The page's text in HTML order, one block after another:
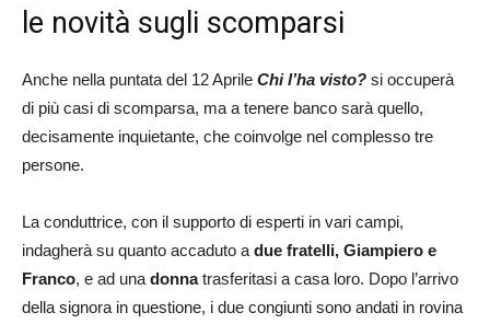
le novità sugli scomparsi
Anche nella puntata del 12 Aprile Chi l’ha visto? si occuperà
di più casi di scomparsa, ma a tenere banco sarà quello,
decisamente inquietante, che coinvolge nel complesso tre
persone.
La conduttrice, con il supporto di esperti in vari campi,
indagherà su quanto accaduto a due fratelli, Giampiero e
Franco, e ad una donnatrasferitasi a casa loro. Dopo l’arrivo
della signora in questione, i due congiunti sono andati in rovina